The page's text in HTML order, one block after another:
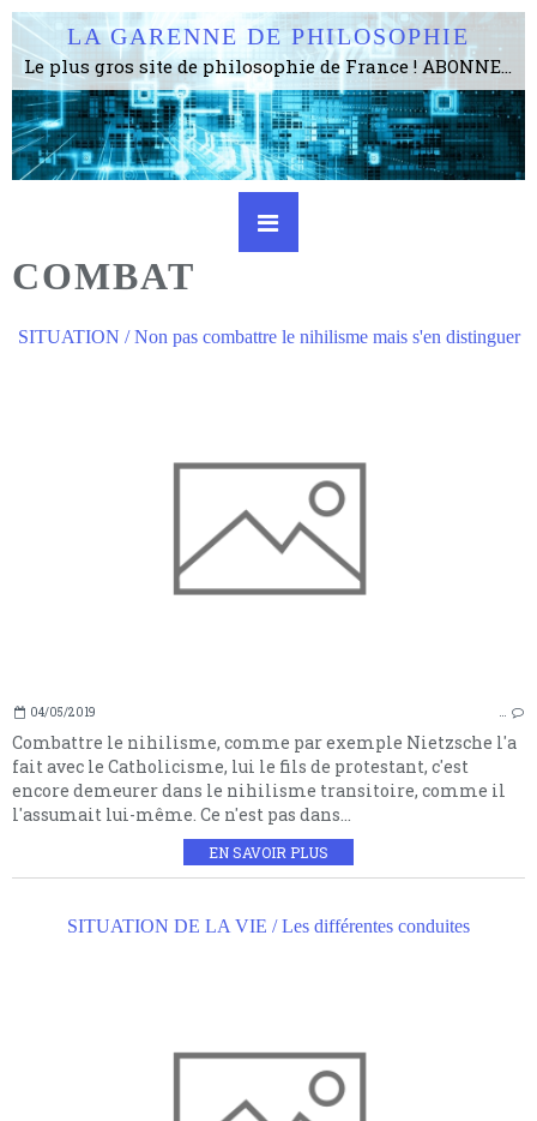
LA GARENNE DE PHILOSOPHIE
Le plus gros site de philosophie de France ! ABONNEZ-VOUS ! 4115 Articles, 1634 abonné·e·s, depuis 2006 . . . . . . . . 2 852 214 pages vues jusqu'à présent. Prestance et être apte à un plus grand nombre de choses.
COMBAT
SITUATION / Non pas combattre le nihilisme mais s'en distinguer
04/05/2019 …
Combattre le nihilisme, comme par exemple Nietzsche l'a
fait avec le Catholicisme, lui le fils de protestant, c'est
encore demeurer dans le nihilisme transitoire, comme il
l'assumait lui-même. Ce n'est pas dans...
EN SAVOIR PLUS
SITUATION DE LA VIE / Les différentes conduites